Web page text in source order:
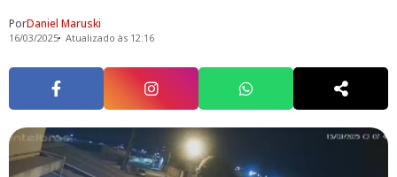
PorDaniel Maruski
16/03/2025 Atualizado às 12:16